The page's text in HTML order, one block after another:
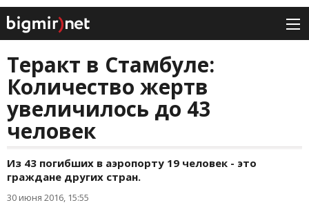
Теракт в Стамбуле:
Количество жертв
увеличилось до 43
человек
Из 43 погибших в аэропорту 19 человек - это
граждане других стран.
30 июня 2016, 15:55